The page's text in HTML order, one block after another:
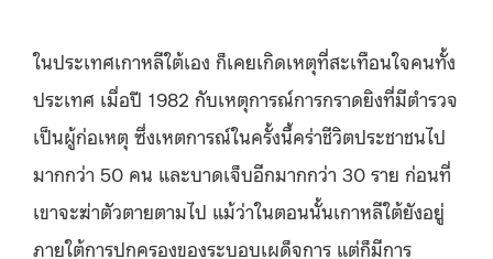
ในประเทศเกาหลีใต้เอง ก็เคยเกิดเหตุที่สะเทือนใจคนทั้ง
ประเทศ เมื่อปี 1982 กับเหตุการณ์การกราดยิงที่มีตำรวจ
เป็นผู้ก่อเหตุ ซึ่งเหตการณ์ในครั้งนี้คร่าชีวิตประชาชนไป
มากกว่า 50 คน และบาดเจ็บอีกมากกว่า 30 ราย ก่อนที่
เขาจะฆ่าตัวตายตามไป แม้ว่าในตอนนั้นเกาหลีใต้ยังอยู่
ภายใต้การปกครองของระบอบเผด็จการ แต่ก็มีการ